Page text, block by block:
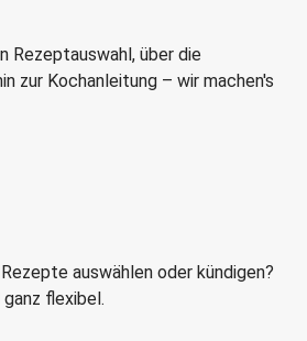
Rezeptauswahl, über die
zur Kochanleitung – wir machen's
auswählen oder kündigen?
flexibel.